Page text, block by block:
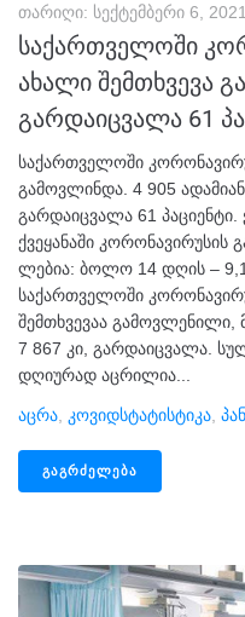
თარიღი: სექტემბერი 6, 2021
საქართველოში
ახალი შემთხვევა
გარდაიცვალა 61
საქართველოში
გამოვლინდა. 4 905
გარდაიცვალა 61 პაციენტი.
ქვეყანაში კორონავირუსის
ლებია: ბოლო 14 დღის –
საქართველოში
შემთხვევაა გამოვლენილი,
7 867 კი, გარდაიცვალა.
დღიურად აცრილია...
Აცრა Კოვიდსტატისტიკა
ᲒᲐᲒᲠᲫᲔᲚᲔᲑᲐ